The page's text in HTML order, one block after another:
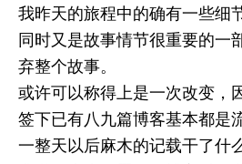
我昨天的旅程中的确有一些细
同时又是故事情节很重要的一
弃整个故事。
或许可以称得上是一次改变，
签下已有八九篇博客基本都是
一整天以后麻木的记载干了什